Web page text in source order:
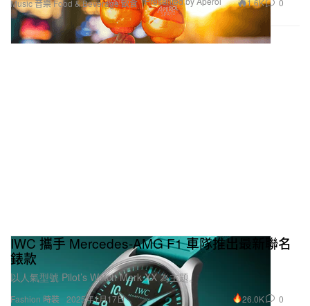
Music 音樂Food & Beverage 飲食 1.6K 0
Fashion 時裝
IWC 攜手 Mercedes-AMG F1 車隊推出最新聯名
錶款
以人氣型號 Pilot’s Watch Mark XX 為主題。
2025年1月17日 26.0K 0